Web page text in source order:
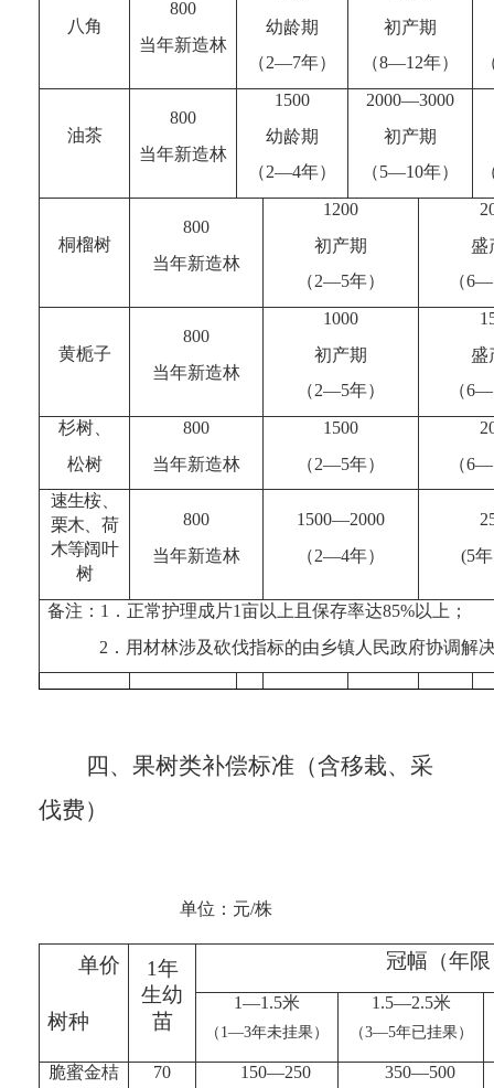
八角
800
当年新造林
幼龄期
（2—7年）
初产期
（8—12年）
油茶
800
当年新造林
1500
幼龄期
（2—4年）
2000—3000
初产期
（5—10年）
桐榴树
800
当年新造林
1200
初产期
（2—5年）
盛
（6—
黄栀子
800
当年新造林
1000
初产期
（2—5年）
盛
（6—
杉树、
松树
800
当年新造林
1500
（2—5年）
（6—
速生桉、
栗木、荷
木等阔叶
树
800
当年新造林
1500—2000
（2—4年）
(5
备注： 1 ．正常护理成片1亩以上且保存率达85%以上；
2 ．用材林涉及砍伐指标的由乡镇人民政府协调解
四、果树类补偿标准（含移栽、采
伐费）
单位：元/株
单价
树种
1年
生幼
苗
冠幅（年
1—1 .5米
（ 1—3年未挂果）
1 .5—2.5米
（3—5年已挂果）
脆蜜金桔 70 150—250 350—500